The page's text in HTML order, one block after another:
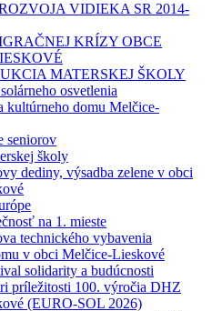
VIDIEKA SR 2014-
KRÍZY OBCE
MATERSKEJ ŠKOLY
osvetlenia
kultúrneho domu Melčice-
seniorov
školy
dediny, výsadba zelene v obci
na 1. mieste
technického vybavenia
v obci Melčice-Lieskové
solidarity a budúcnosti
príležitosti 100. výročia DHZ
(EURO-SOL 2026)